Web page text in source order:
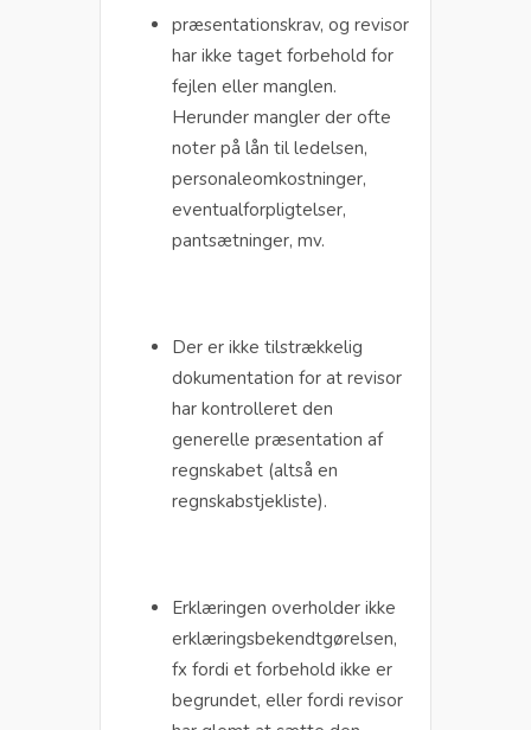
præsentationskrav, og revisor
har ikke taget forbehold for
fejlen eller manglen.
Herunder mangler der ofte
noter på lån til ledelsen,
personaleomkostninger,
eventualforpligtelser,
pantsætninger, mv.
Der er ikke tilstrækkelig
dokumentation for at revisor
har kontrolleret den
generelle præsentation af
regnskabet (altså en
regnskabstjekliste).
Erklæringen overholder ikke
erklæringsbekendtgørelsen,
fx fordi et forbehold ikke er
begrundet, eller fordi revisor